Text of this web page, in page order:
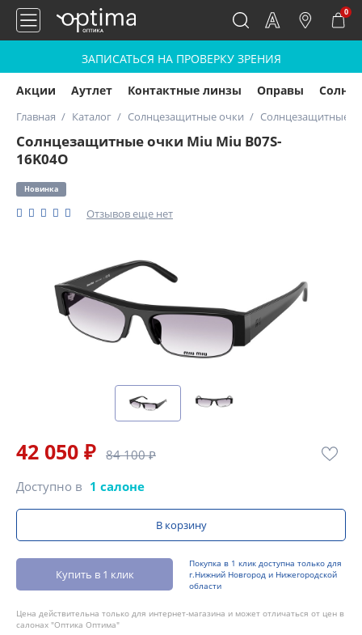
0
ЗАПИСАТЬСЯ НА ПРОВЕРКУ ЗРЕНИЯ
Акции Аутлет Контактные линзы Оправы
Главная Каталог Солнцезащитные очки Солнцезащитные
Солнцезащитные очки Miu Miu B07S-
16K04O
Новинка
Отзывов еще нет
42 050 ₽ 84 100 ₽
Доступно в 1 салоне
В корзину
Купить в 1 клик
Покупка в 1 клик доступна только для
г.Нижний Новгород и Нижегородской
области
Цена действительна только для интернет-магазина и может отличаться от цен в
салонах "Оптика Оптима"